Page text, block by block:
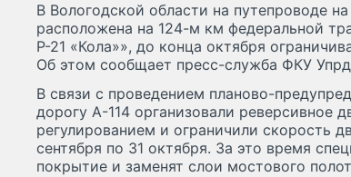
В Вологодской области на путепроводе
расположена на 124-м км федеральной
Р-21 «Кола»», до конца октября
Об этом сообщает пресс-служба ФКУ
В связи с проведением планово-
дорогу А-114 организовали реверсивное
регулированием и ограничили скорость
сентября по 31 октября. За это время
покрытие и заменят слои мостового